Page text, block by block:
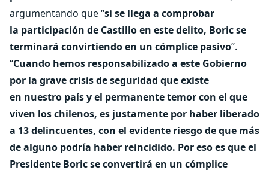
argumentando que “si se llega a comprobar
la participación de Castillo en este delito, Boric se
terminará convirtiendo en un cómplice pasivo”.
“Cuando hemos responsabilizado a este Gobierno
por la grave crisis de seguridad que existe
en nuestro país y el permanente temor con el que
viven los chilenos, es justamente por haber liberado
a 13 delincuentes, con el evidente riesgo de que más
de alguno podría haber reincidido. Por eso es que el
Presidente Boric se convertirá en un cómplice